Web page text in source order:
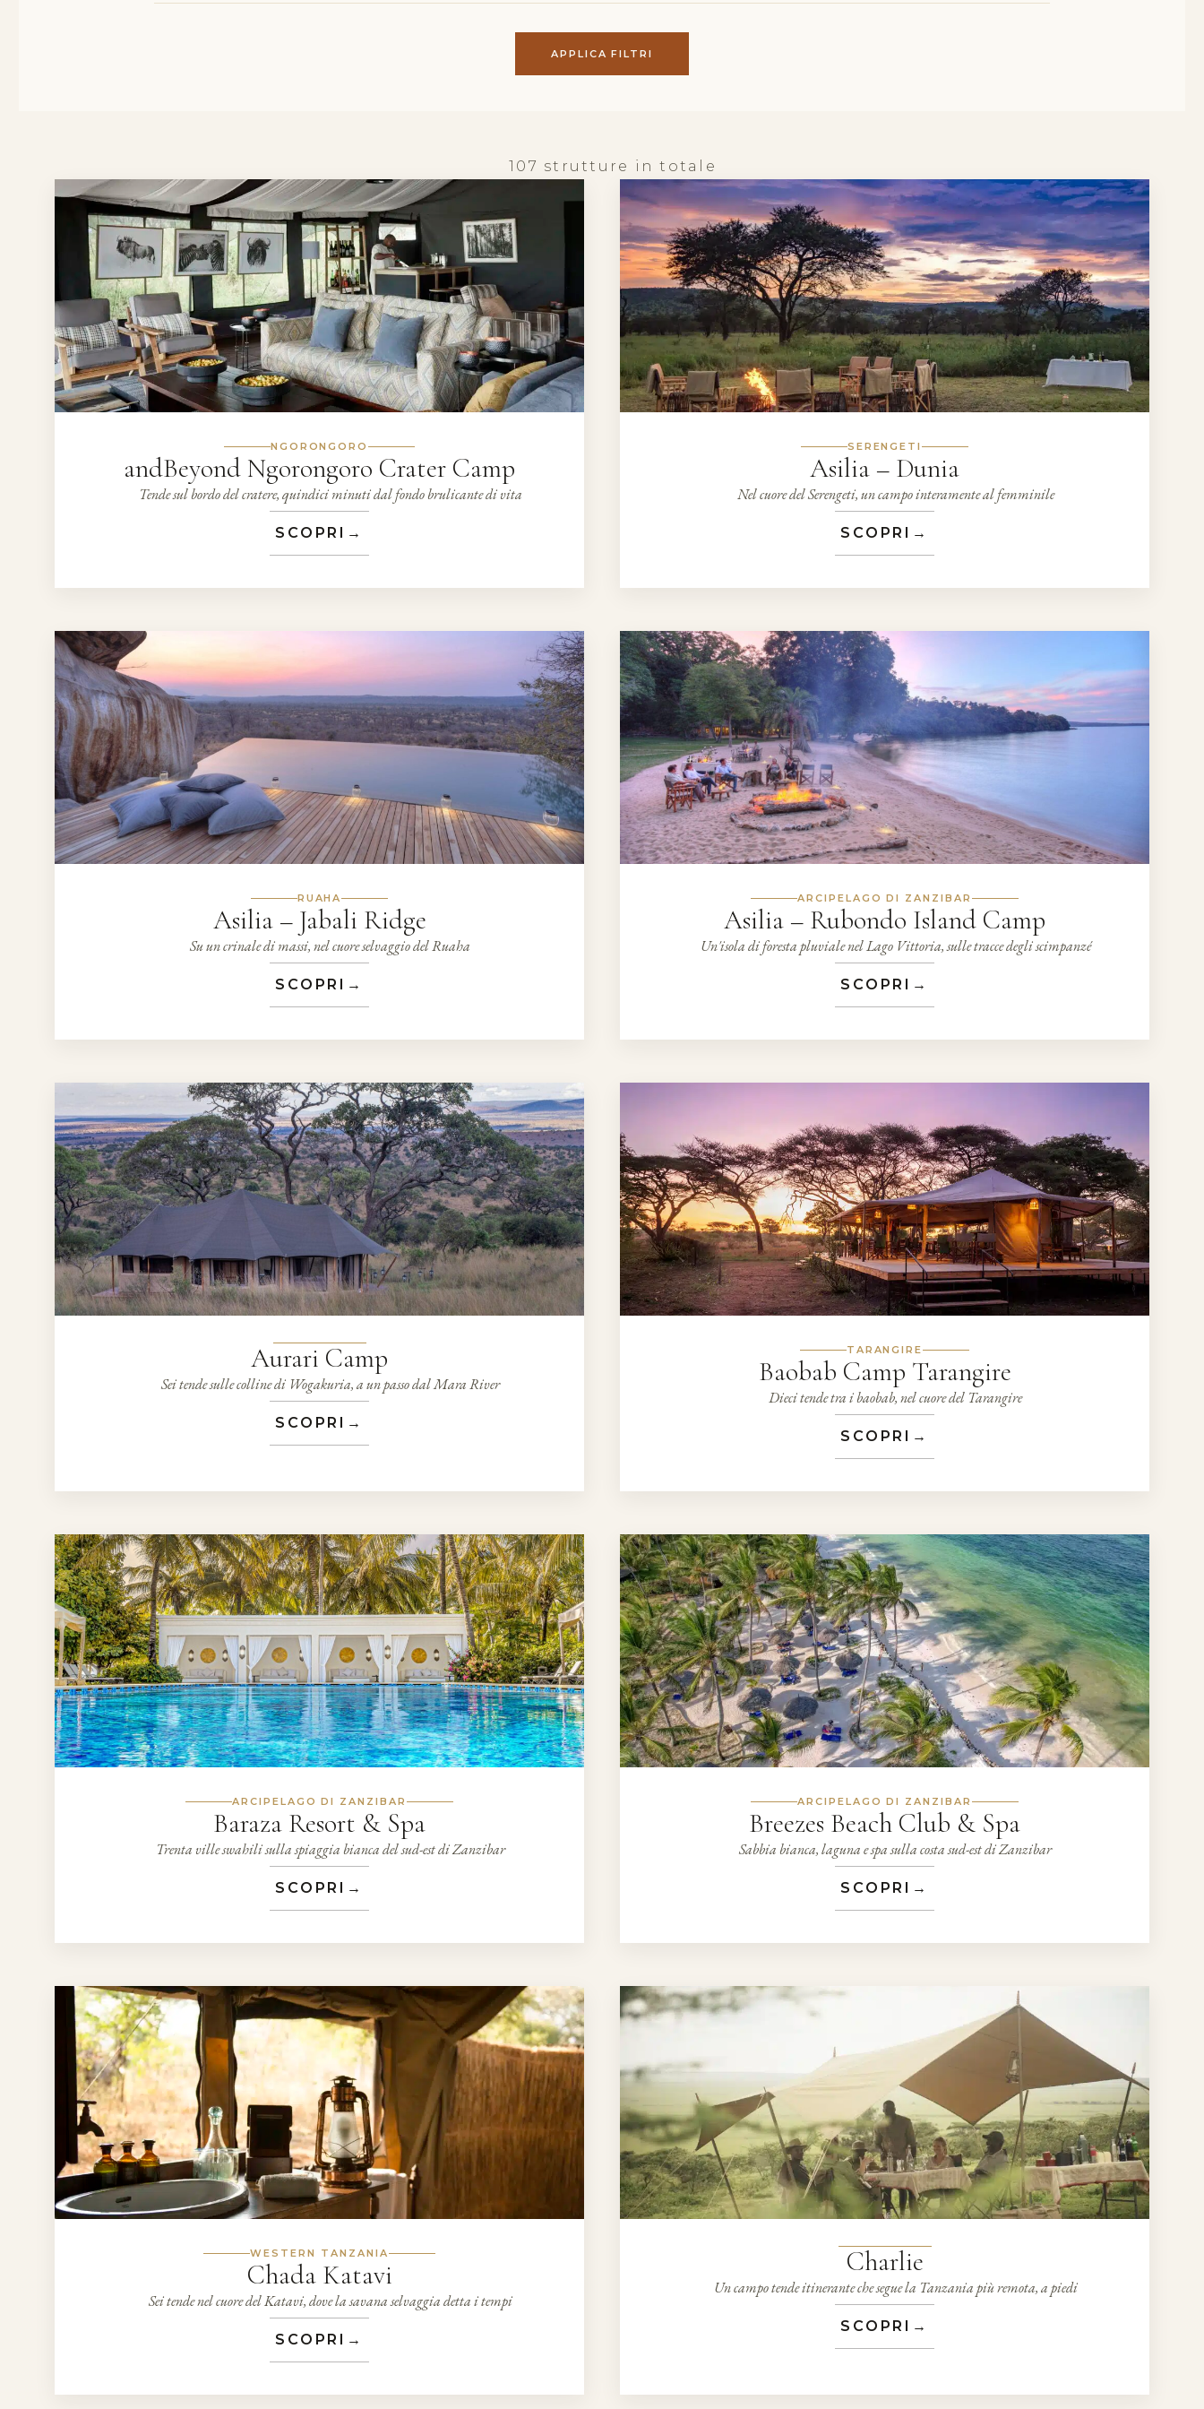
APPLICA FILTRI
107 strutture in totale
NGORONGORO
andBeyond Ngorongoro Crater Camp
Tende sul bordo del cratere, quindici minuti dal fondo brulicante di vita
SCOPRI →
SERENGETI
Asilia – Dunia
Nel cuore del Serengeti, un campo interamente al femminile
SCOPRI →
RUAHA
Asilia – Jabali Ridge
Su un crinale di massi, nel cuore selvaggio del Ruaha
SCOPRI →
ARCIPELAGO DI ZANZIBAR
Asilia – Rubondo Island Camp
Un'isola di foresta pluviale nel Lago Vittoria, sulle tracce degli scimpanzé
SCOPRI →
Aurari Camp
Sei tende sulle colline di Wogakuria, a un passo dal Mara River
SCOPRI →
TARANGIRE
Baobab Camp Tarangire
Dieci tende tra i baobab, nel cuore del Tarangire
SCOPRI →
ARCIPELAGO DI ZANZIBAR
Baraza Resort & Spa
Trenta ville swahili sulla spiaggia bianca del sud-est di Zanzibar
SCOPRI →
ARCIPELAGO DI ZANZIBAR
Breezes Beach Club & Spa
Sabbia bianca, laguna e spa sulla costa sud-est di Zanzibar
SCOPRI →
WESTERN TANZANIA
Chada Katavi
Sei tende nel cuore del Katavi, dove la savana selvaggia detta i tempi
SCOPRI →
Charlie
Un campo tende itinerante che segue la Tanzania più remota, a piedi
SCOPRI →